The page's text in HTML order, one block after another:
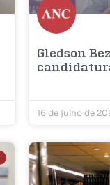
Gledson
16 de julho de